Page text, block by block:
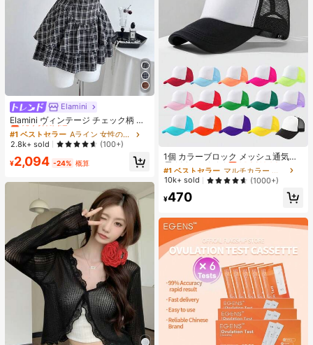
Elamini
Elamini ヴィンテージ チェック柄 レ
ース パッチワーク セクシー ホルタ
ーネック ノースリーブ 春夏新作 ウ
エストシェイプ スリム見え ティアー
ドドレス ホットガールスタイル 織り
生地 レディースワンピース
#1 ベストセラー
売り切れ間近！
#1 ベストセラー
売り切れ間近！
#1 ベストセラー
売り切れ間近！
#1 ベストセラー
売り切れ間近！
2.8k+ sold (100+)
¥2,094 -24% 概算
1個 カラーブロック メッシュ通気性
レディース野球帽
高リピート率
売り切れ間近！
#1 ベストセラー
高リピート率
売り切れ間近！
#1 ベストセラー
高リピート率
売り切れ間近！
#1 ベストセラー
高リピート率
売り切れ間近！
10k+ sold (1000+)
¥470